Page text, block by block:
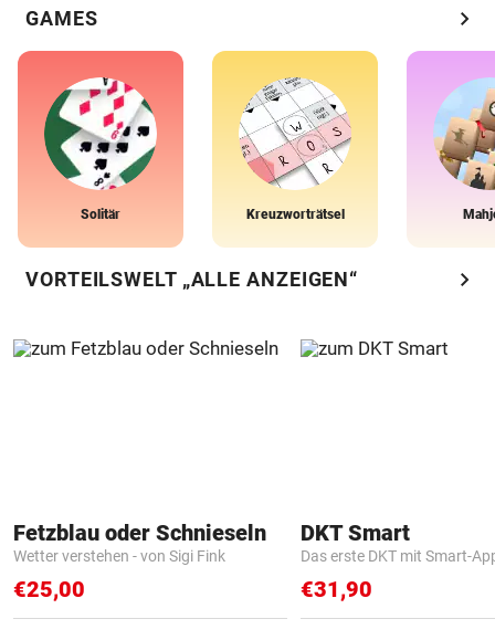
GAMES chevron_right
Solitär Kreuzworträtsel
VORTEILSWELT „ALLE ANZEIGEN“ chevron_right
Fetzblau oder Schnieseln
Wetter verstehen - von Sigi Fink
€25,00
DKT Smart
Das erste DKT mit Smart-
€31,90